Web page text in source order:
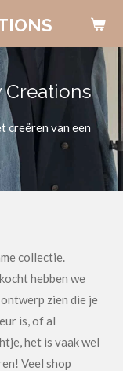
Creations
creëren van een
collectie.
hebben we
zien die je
is, of al
het is vaak wel
Veel shop